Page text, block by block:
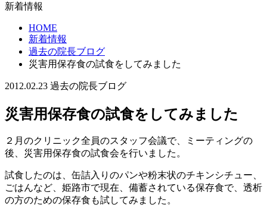
新着情報
HOME
新着情報
過去の院長ブログ
災害用保存食の試食をしてみました
2012.02.23 過去の院長ブログ
災害用保存食の試食をしてみました
２月のクリニック全員のスタッフ会議で、ミーティングの
後、災害用保存食の試食会を行いました。
試食したのは、缶詰入りのパンや粉末状のチキンシチュー、
ごはんなど、姫路市で現在、備蓄されている保存食で、透析
の方のための保存食も試してみました。